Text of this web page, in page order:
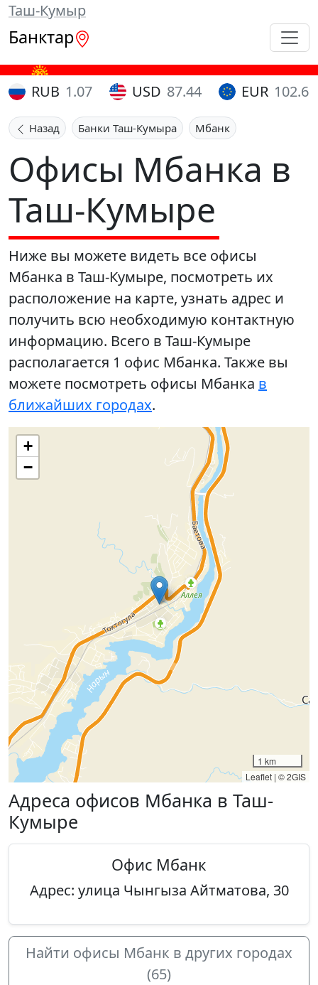
Таш-Кумыр
Банктар
RUB 1.07 USD 87.44 EUR 102.65
Назад Банки Таш-Кумыра Мбанк
Офисы Мбанка в
Таш-Кумыре
Ниже вы можете видеть все офисы
Мбанка в Таш-Кумыре, посмотреть их
расположение на карте, узнать адрес и
получить всю необходимую контактную
информацию. Всего в Таш-Кумыре
располагается 1 офис Мбанка. Также вы
можете посмотреть офисы Мбанка в
ближайших городах.
+
−
1 km
Leaflet | © 2GIS
Адреса офисов Мбанка в Таш-
Кумыре
Офис Мбанк
Адрес: улица Чынгыза Айтматова, 30
Найти офисы Мбанк в других городах
(65)